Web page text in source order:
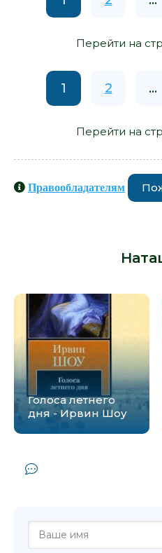
Перейти на
1 2 ...
Перейти на
Правообладателям
Голоса летнего
дня - Ирвин Шоу